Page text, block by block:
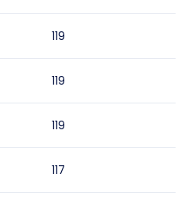
119
119
119
117